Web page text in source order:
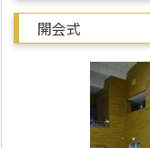
開会式